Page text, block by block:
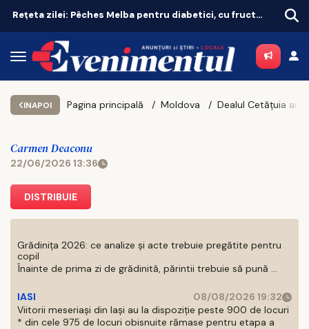
Rețeta zilei: Pêches Melba pentru diabetici, cu fructe de sezon
INAPOI Pagina principală Moldova
Carmen Deaconu
22/06/2026 13:36
DISTRIBUIE
Grădinița 2026: ce analize și acte trebuie pregătite pentru
copil
Înainte de prima zi de grădinită, părintii trebuie să pună ...
IASI
08/08/2026 19:32
Viitorii meseriași din Iași au la dispoziție peste 900 de locuri
* din cele 975 de locuri obisnuite rămase pentru etapa a